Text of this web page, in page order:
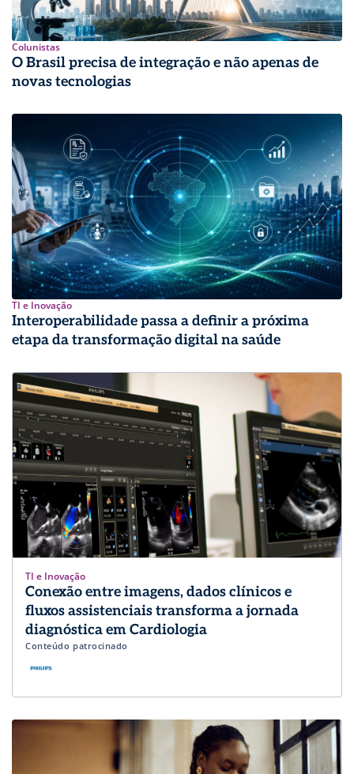
Colunistas
O Brasil precisa de integração e não apenas de
novas tecnologias
TI e Inovação
Interoperabilidade passa a definir a próxima
etapa da transformação digital na saúde
TI e Inovação
Conexão entre imagens, dados clínicos e
fluxos assistenciais transforma a jornada
diagnóstica em Cardiologia
Conteúdo patrocinado